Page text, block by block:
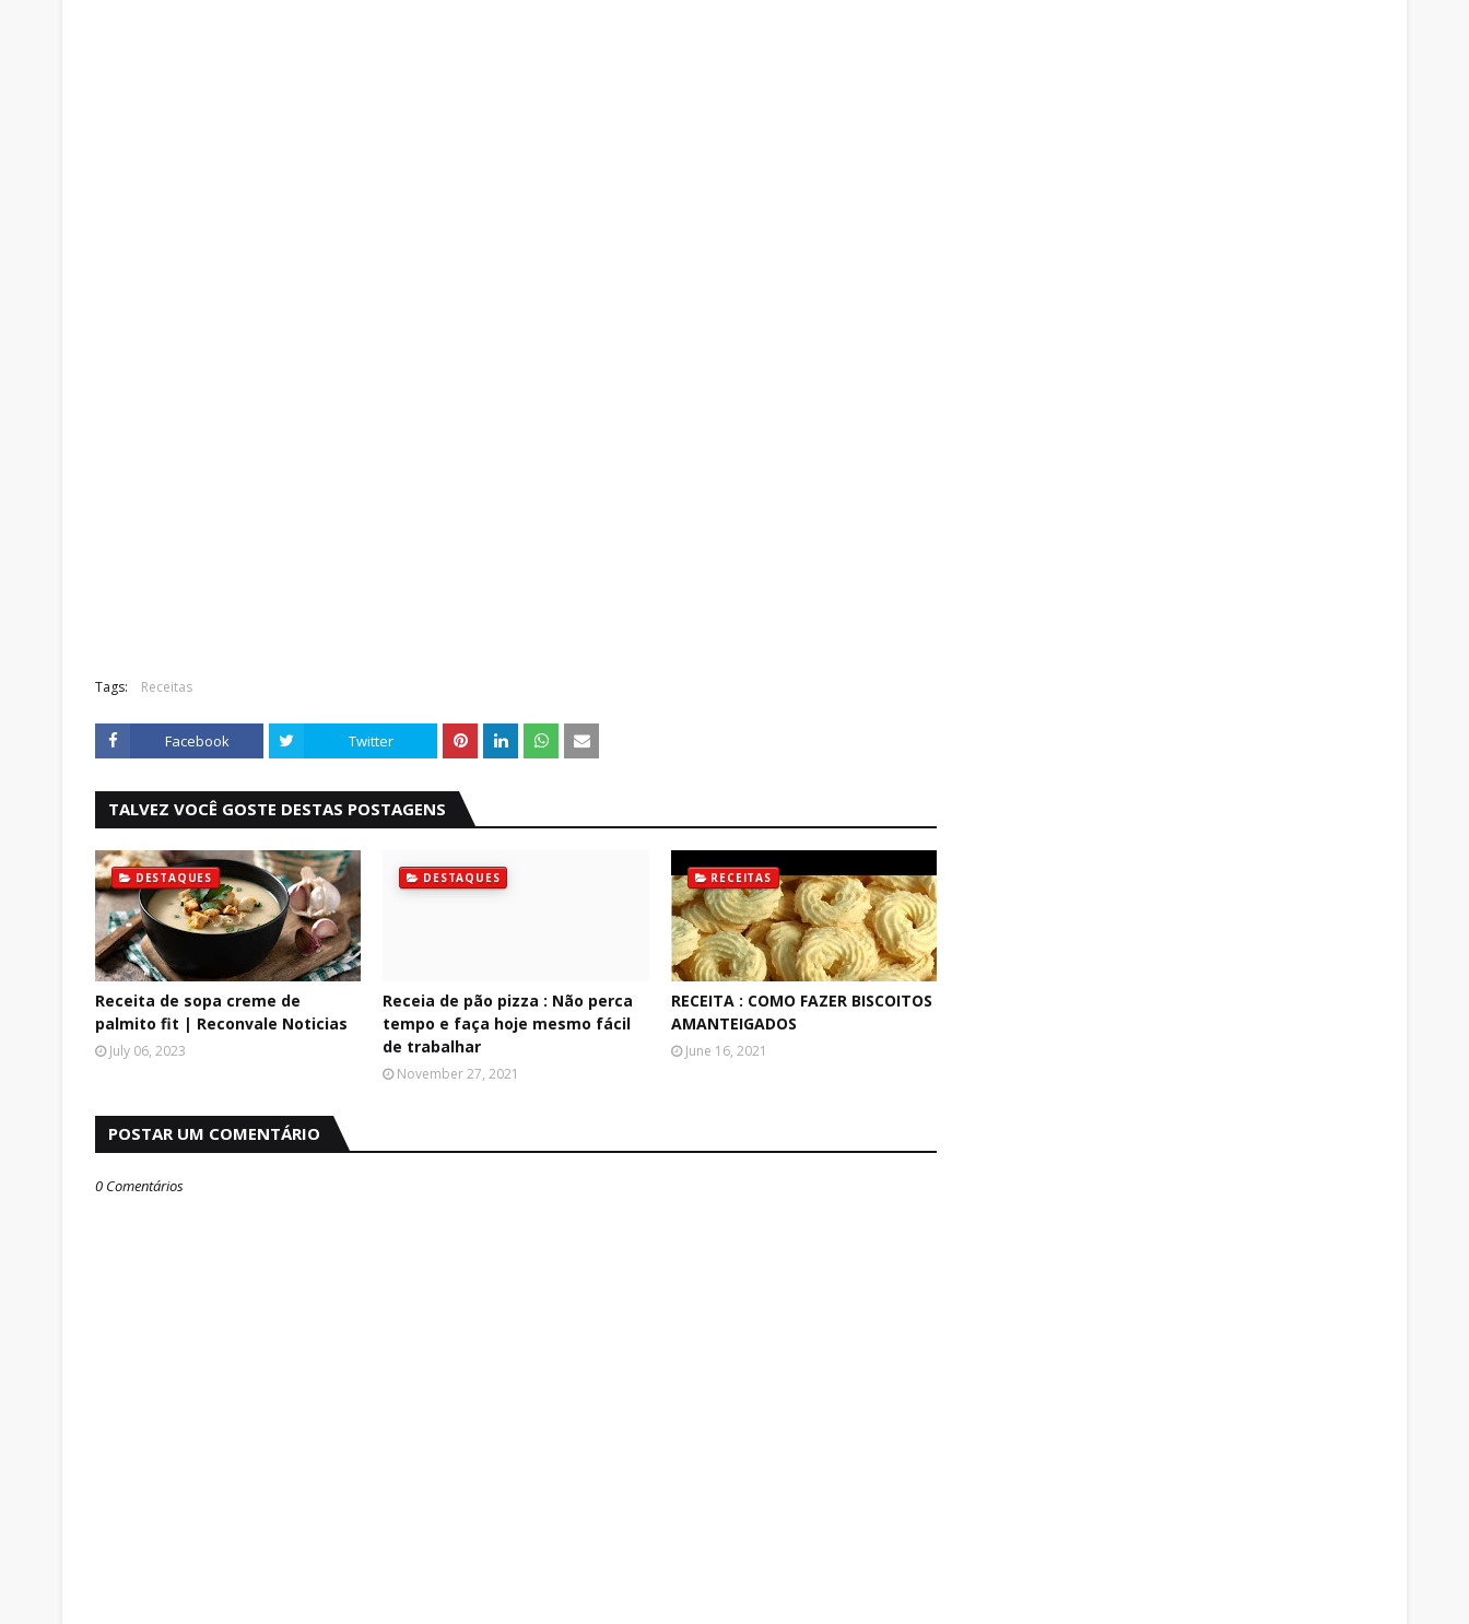
Tags: Receitas
Facebook Twitter
TALVEZ VOCÊ GOSTE DESTAS POSTAGENS
DESTAQUES
Receita de sopa creme de
palmito fit | Reconvale Noticias
July 06, 2023
DESTAQUES
Receia de pão pizza : Não perca
tempo e faça hoje mesmo fácil
de trabalhar
November 27, 2021
RECEITAS
RECEITA : COMO FAZER BISCOITOS
AMANTEIGADOS
June 16, 2021
POSTAR UM COMENTÁRIO
0 Comentários